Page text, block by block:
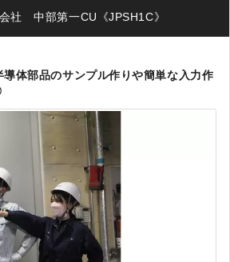
社 中部第一CU《JPSH1C》
導体部品のサンプル作りや簡単な入力作